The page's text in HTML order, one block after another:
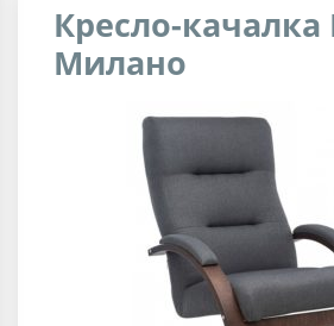
Кресло-качалка
Милано